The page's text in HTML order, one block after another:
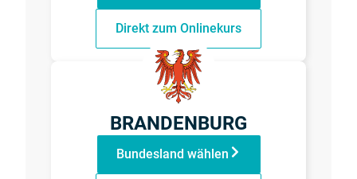
Direkt zum Onlinekurs
BRANDENBURG
Bundesland wählen